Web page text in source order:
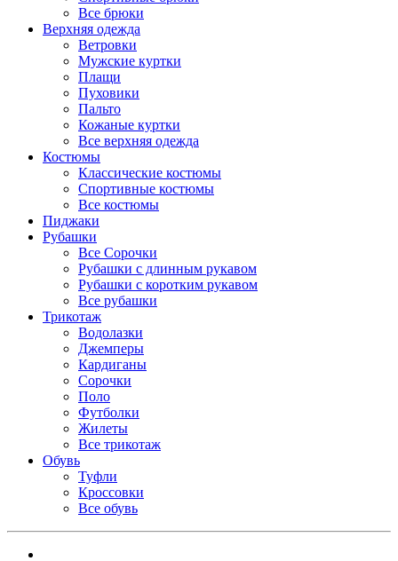
Все брюки
Верхняя одежда
Ветровки
Мужские куртки
Плащи
Пуховики
Пальто
Кожаные куртки
Все верхняя одежда
Костюмы
Классические костюмы
Спортивные костюмы
Все костюмы
Пиджаки
Рубашки
Все Сорочки
Рубашки с длинным рукавом
Рубашки с коротким рукавом
Все рубашки
Трикотаж
Водолазки
Джемперы
Кардиганы
Сорочки
Поло
Футболки
Жилеты
Все трикотаж
Обувь
Туфли
Кроссовки
Все обувь